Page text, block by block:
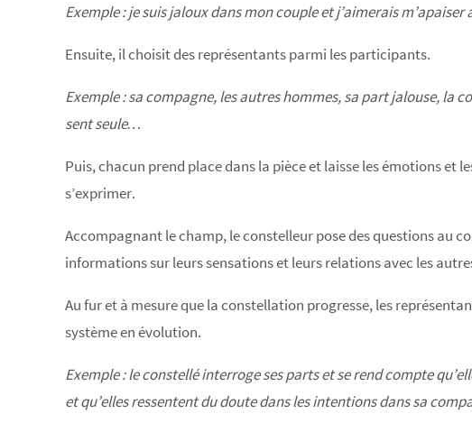
Exemple : je suis jaloux dans mon couple et j’aimerais m’apaiser
Ensuite, il choisit des représentants parmi les participants.
Exemple : sa compagne, les autres hommes, sa part jalouse, la
sent seule…
Puis, chacun prend place dans la pièce et laisse les émotions et
s’exprimer.
Accompagnant le champ, le constelleur pose des questions au
informations sur leurs sensations et leurs relations avec les
Au fur et à mesure que la constellation progresse, les
système en évolution.
Exemple : le constellé interroge ses parts et se rend compte
et qu’elles ressentent du doute dans les intentions dans sa